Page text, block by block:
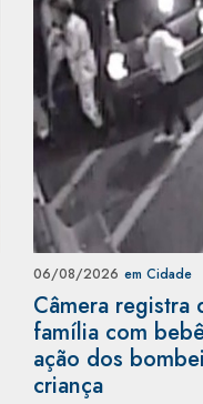
06/08/2026 em Cidade
Câmera registra
família com
ação dos
criança